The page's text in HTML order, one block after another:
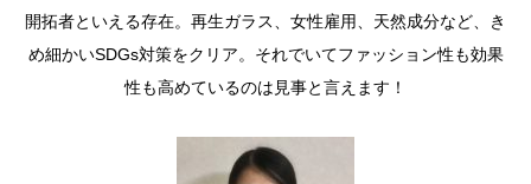
開拓者といえる存在。再生ガラス、女性雇用、天然成分など、き
め細かいSDGs対策をクリア。それでいてファッション性も効果
性も高めているのは見事と言えます！